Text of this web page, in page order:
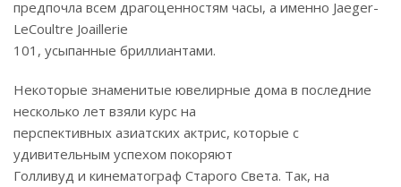
предпочла всем драгоценностям часы, а именно Jaeger-
LeCoultre Joaillerie
101, усыпанные бриллиантами.
Некоторые знаменитые ювелирные дома в последние
несколько лет взяли курс на
перспективных азиатских актрис, которые с
удивительным успехом покоряют
Голливуд и кинематограф Старого Света. Так, на